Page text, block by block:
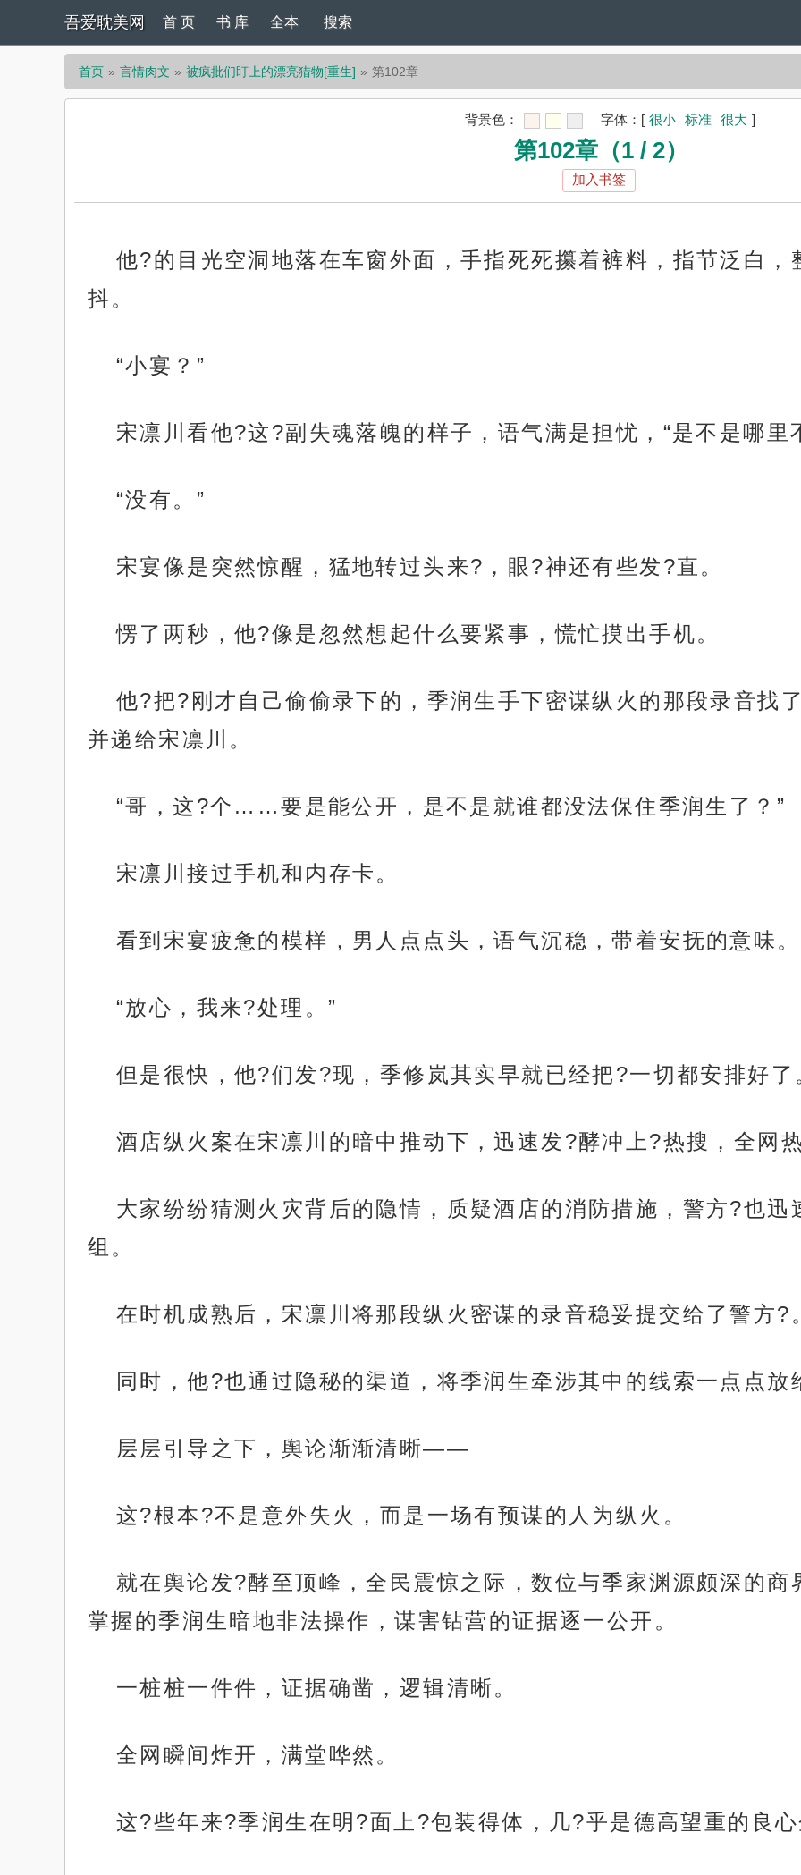
吾爱耽美网 首 页 书 库 全本 搜索
首页 言情肉文 被疯批们盯上的漂亮猎物[重生] 第102章
背景色： 字体： [ 很小 标准 很大 ]
第102章（1 / 2）
加入书签
他?的目光空洞地落在车窗外面，手指死死攥着裤料，指节泛白
抖。
“小宴？”
宋凛川看他?这?副失魂落魄的样子，语气满是担忧，“是不是哪里
“没有。”
宋宴像是突然惊醒，猛地转过头来?，眼?神还有些发?直。
愣了两秒，他?像是忽然想起什么要紧事，慌忙摸出手机。
他?把?刚才自己偷偷录下的，季润生手下密谋纵火的那段录音找
并递给宋凛川。
“哥，这?个……要是能公开，是不是就谁都没法保住季润生了？”
宋凛川接过手机和内存卡。
看到宋宴疲惫的模样，男人点点头，语气沉稳，带着安抚的意味。
“放心，我来?处理。”
但是很快，他?们发?现，季修岚其实早就已经把?一切都安排好了
酒店纵火案在宋凛川的暗中推动下，迅速发?酵冲上?热搜，全网热
大家纷纷猜测火灾背后的隐情，质疑酒店的消防措施，警方?也迅
组。
在时机成熟后，宋凛川将那段纵火密谋的录音稳妥提交给了警方?
同时，他?也通过隐秘的渠道，将季润生牵涉其中的线索一点点放
层层引导之下，舆论渐渐清晰——
这?根本?不是意外失火，而是一场有预谋的人为纵火。
就在舆论发?酵至顶峰，全民震惊之际，数位与季家渊源颇深的商
掌握的季润生暗地非法操作，谋害钻营的证据逐一公开。
一桩桩一件件，证据确凿，逻辑清晰。
全网瞬间炸开，满堂哗然。
这?些年来?季润生在明?面上?包装得体，几?乎是德高望重的良心